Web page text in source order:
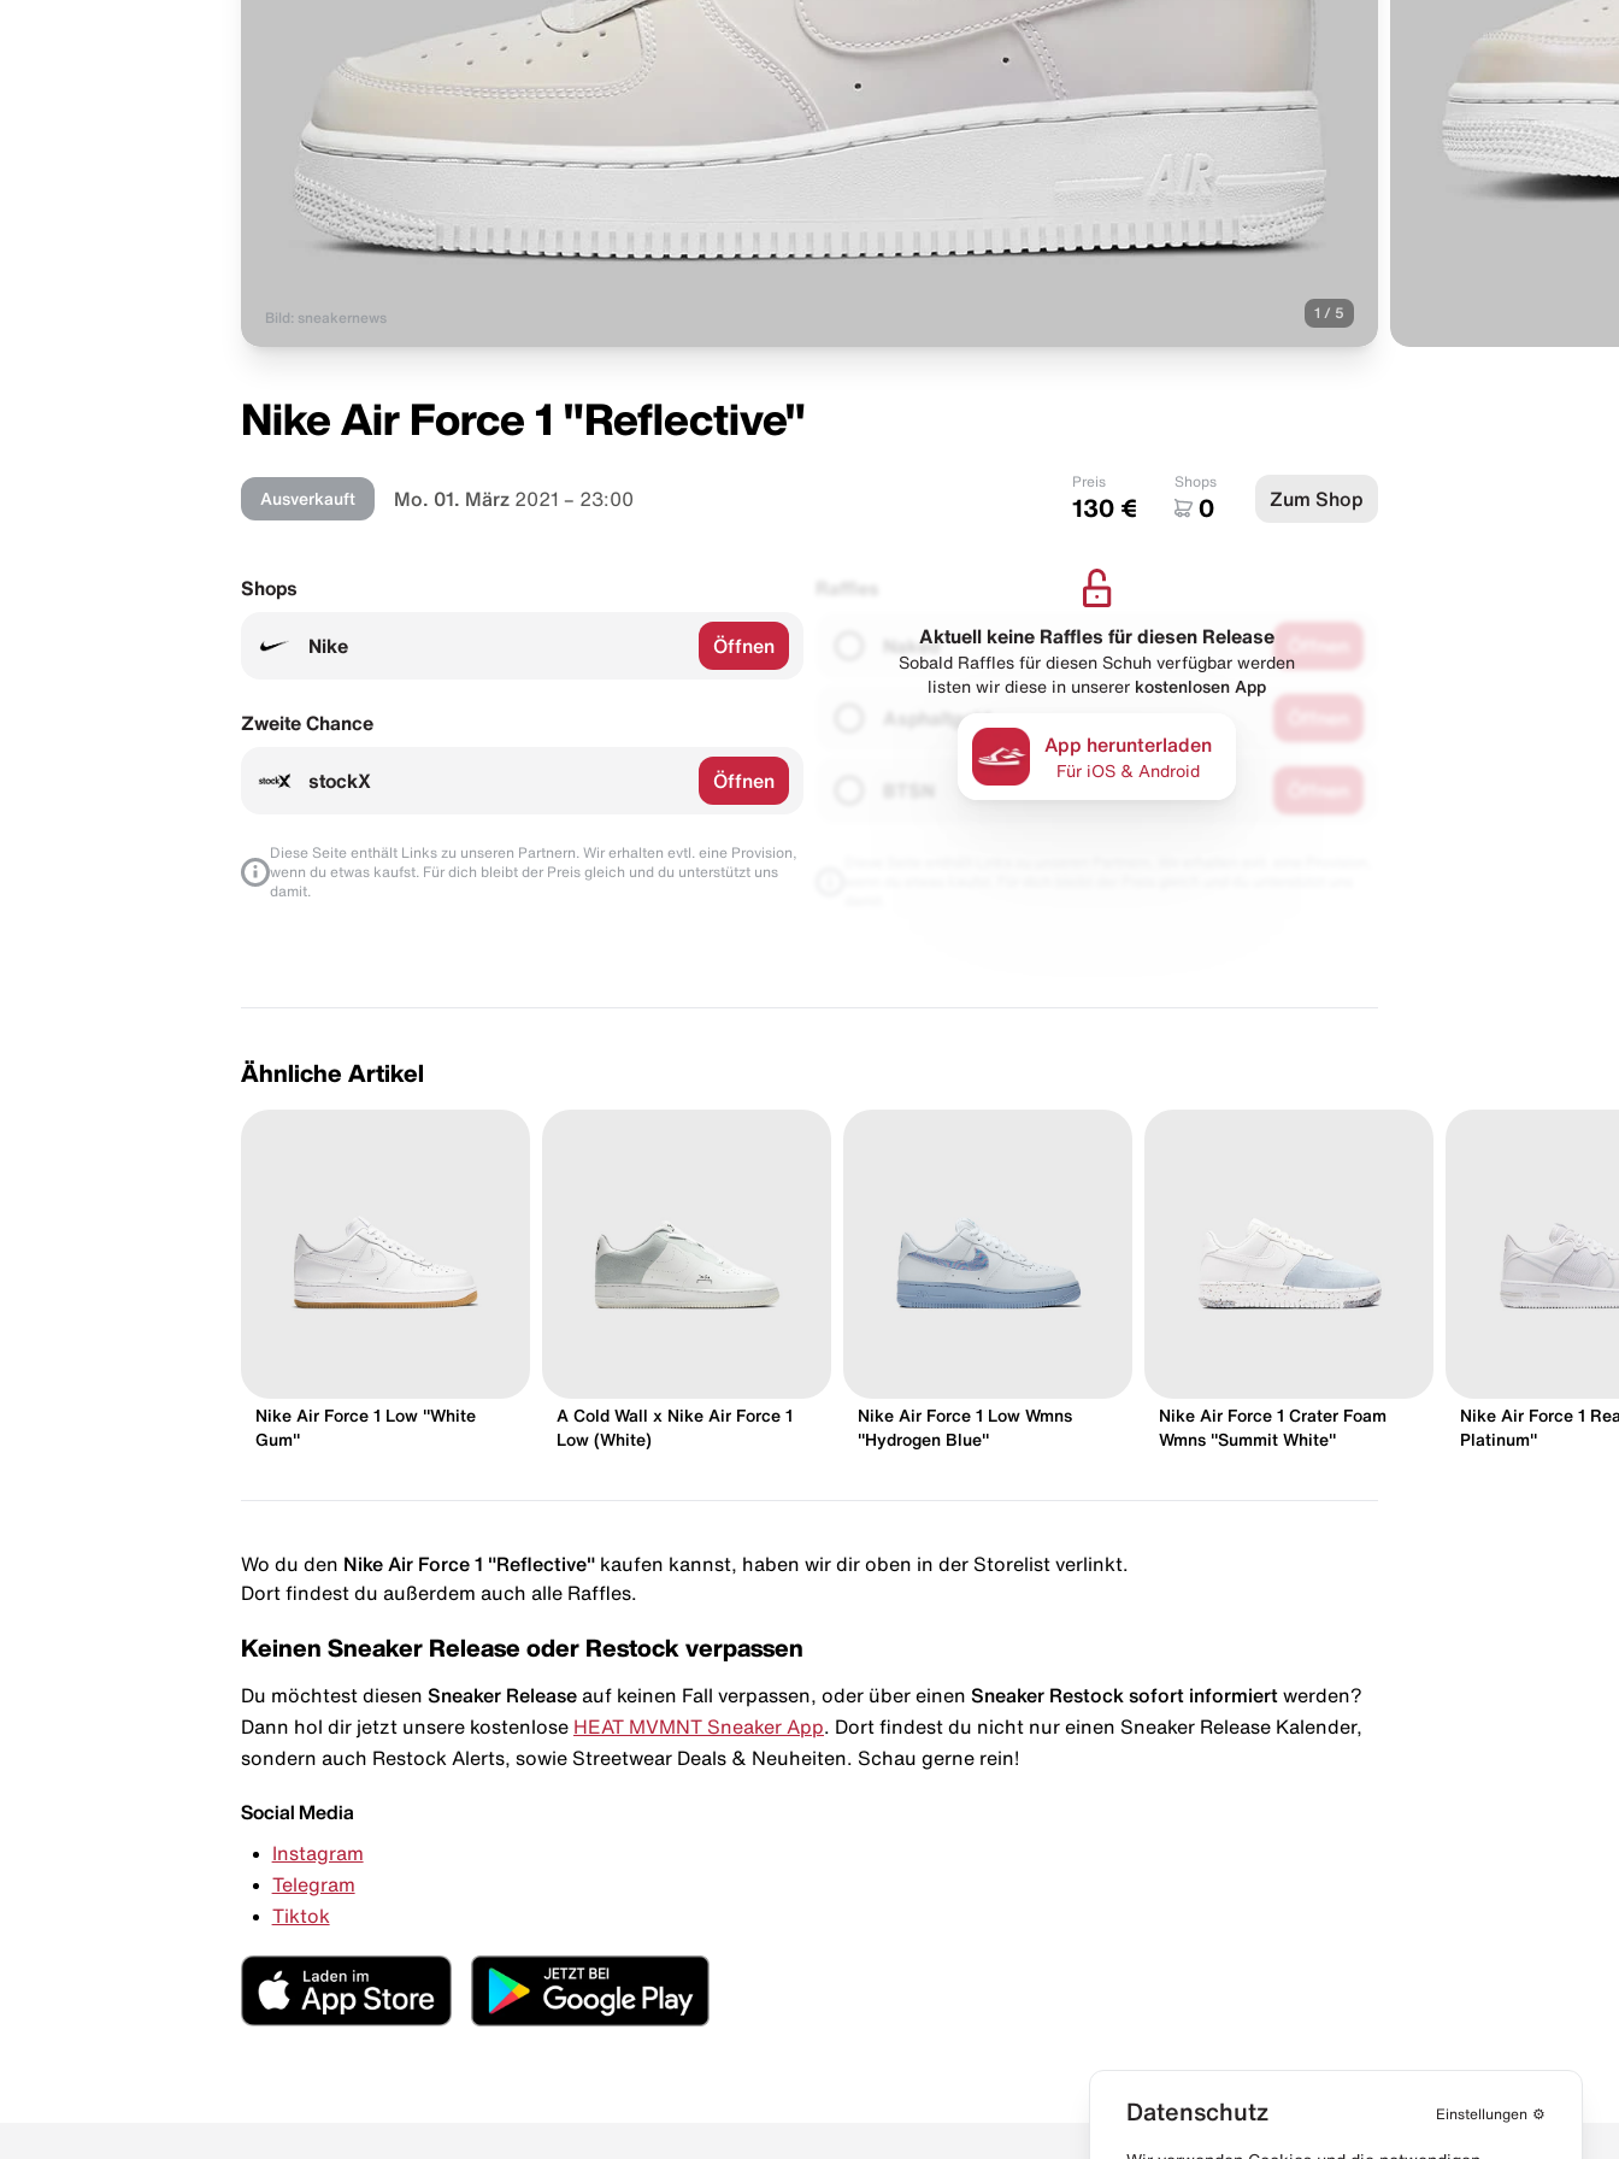
Bild: sneakernews 1 / 5
Nike Air Force 1 "Reflective"
Ausverkauft Mo. 01. März 2021 – 23:00
Preis
130 €
Shops
0 Zum Shop
Shops
Nike Öffnen
Zweite Chance
stockX Öffnen
Diese Seite enthält Links zu unseren Partnern. Wir erhalten evtl. eine Provision,
wenn du etwas kaufst. Für dich bleibt der Preis gleich und du unterstützt uns
damit.
Raffles
Naked
Asphaltgold
Aktuell keine Raffles für diesen Release
Sobald Raffles für diesen Schuh verfügbar werden
listen wir diese in unserer kostenlosen App
App herunterladen
Für iOS & Android
Ähnliche Artikel
Nike Air Force 1 Low "White
Gum"
A Cold Wall x Nike Air Force 1
Low (White)
Nike Air Force 1 Low Wmns
"Hydrogen Blue"
Nike Air Force 1 Crater Foam
Wmns "Summit White"
Nike Air Force 1
Platinum"
Wo du den Nike Air Force 1 "Reflective" kaufen kannst, haben wir dir oben in der Storelist verlinkt.
Dort findest du außerdem auch alle Raffles.
Keinen Sneaker Release oder Restock verpassen
Du möchtest diesen Sneaker Release auf keinen Fall verpassen, oder über einen Sneaker Restock sofort informiert werden?
Dann hol dir jetzt unsere kostenlose HEAT MVMNT Sneaker App . Dort findest du nicht nur einen Sneaker Release Kalender,
sondern auch Restock Alerts, sowie Streetwear Deals & Neuheiten. Schau gerne rein!
Social Media
Instagram
Telegram
Tiktok
Datenschutz Einstellungen ⚙️